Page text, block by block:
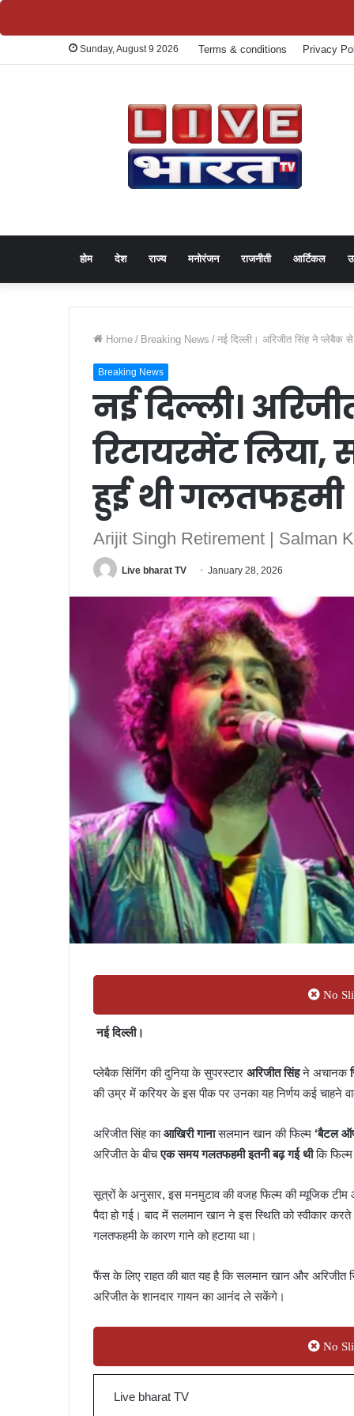
Sunday, August 9 2026 Terms & conditions Privacy
होम देश राज्य मनोरंजन राजनीती आर्टिकल
Home / Breaking News / नई दिल्ली। अरिजीत सिंह ने प्लेबैक
Breaking News
नई दिल्ली।
रिटायरमेंट
हुई थी गलतफहमी
Arijit Singh Retirement | Salman
Live bharat TV January 28, 2026
No
नई दिल्ली।
प्लेबैक सिंगिंग की दुनिया के सुपरस्टार अरिजीत सिंहने अचानक
की उम्र में करियर के इस पीक पर उनका यह निर्णय कई चाहने
अरिजीत सिंह काआखिरी गानासलमान खान की फिल्म ‘बैटल
अरिजीत के बीचएक समय गलतफहमी इतनी बढ़ गई थीकि फिल्म
सूत्रों के अनुसार, इस मनमुटाव की वजह फिल्म की म्यूजिक
पैदा हो गई। बाद में सलमान खान ने इस स्थिति को स्वीकार करते
गलतफहमी के कारण गाने को हटाया था।
फैंस के लिए राहत की बात यह है कि सलमान खान और अरिजीत
अरिजीत के शानदार गायन का आनंद ले सकेंगे।
No
Live bharat TV